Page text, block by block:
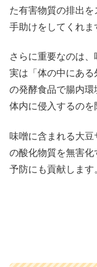
た有害物質の排出
手助けをしてくれま
さらに重要なのは
実は「体の中にあ
の発酵食品で腸内
体内に侵入するのを
味噌に含まれる大
の酸化物質を無害
予防にも貢献します